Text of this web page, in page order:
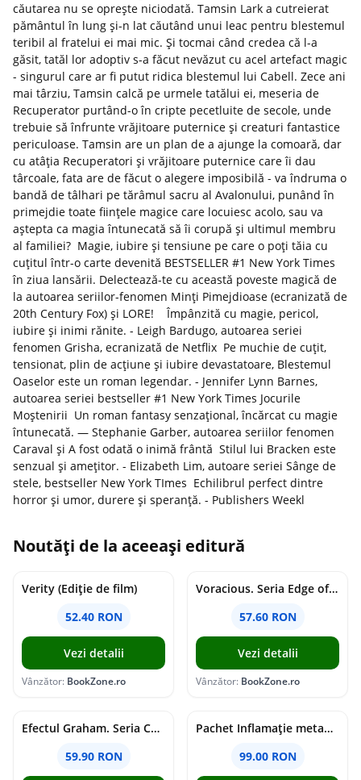
căutarea nu se oprește niciodată. Tamsin Lark a cutreierat
pământul în lung și-n lat căutând unui leac pentru blestemul
teribil al fratelui ei mai mic. Și tocmai când credea că l-a
găsit, tatăl lor adoptiv s-a făcut nevăzut cu acel artefact magic
- singurul care ar fi putut ridica blestemul lui Cabell. Zece ani
mai târziu, Tamsin calcă pe urmele tatălui ei, meseria de
Recuperator purtând-o în cripte pecetluite de secole, unde
trebuie să înfrunte vrăjitoare puternice și creaturi fantastice
periculoase. Tamsin are un plan de a ajunge la comoară, dar
cu atâția Recuperatori și vrăjitoare puternice care îi dau
târcoale, fata are de făcut o alegere imposibilă - va îndruma o
bandă de tâlhari pe tărâmul sacru al Avalonului, punând în
primejdie toate ființele magice care locuiesc acolo, sau va
aștepta ca magia întunecată să îi corupă și ultimul membru
al familiei? Magie, iubire și tensiune pe care o poți tăia cu
cuțitul într-o carte devenită BESTSELLER #1 New York Times
în ziua lansării. Delectează-te cu această poveste magică de
la autoarea seriilor-fenomen Minți Pimejdioase (ecranizată de
20th Century Fox) și LORE! Împânzită cu magie, pericol,
iubire și inimi rănite. - Leigh Bardugo, autoarea seriei
fenomen Grisha, ecranizată de Netflix Pe muchie de cuțit,
tensionat, plin de acțiune și iubire devastatoare, Blestemul
Oaselor este un roman legendar. - Jennifer Lynn Barnes,
autoarea seriei bestseller #1 New York Times Jocurile
Moștenirii Un roman fantasy senzațional, încărcat cu magie
întunecată. — Stephanie Garber, autoarea seriilor fenomen
Caraval și A fost odată o inimă frântă Stilul lui Bracken este
senzual și amețitor. - Elizabeth Lim, autoare seriei Sânge de
stele, bestseller New York TImes Echilibrul perfect dintre
horror și umor, durere și speranță. - Publishers Weekl
Noutăți de la aceeași editură
Verity (Ediție de film)
52.40 RON
Vezi detalii
Vânzător: BookZone.ro
Voracious. Seria Edge of Darkness Vol.2
57.60 RON
Vezi detalii
Vânzător: BookZone.ro
Efectul Graham. Seria Campus Diaries Vol.1
59.90 RON
Pachet Inflamație metabolism și creier
99.00 RON